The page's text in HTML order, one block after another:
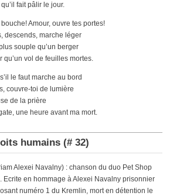
fait pâlir le jour.
Amour, ouvre tes portes!
descends, marche léger
souple qu’un berger
qu’un vol de feuilles mortes.
le faut marche au bord
couvre-toi de lumière
de la prière
une heure avant ma mort.
humains (# 32)
Alexei Navalny) : chanson du duo Pet Shop
Ecrite en hommage à Alexei Navalny prisonnier
numéro 1 du Kremlin, mort en détention le